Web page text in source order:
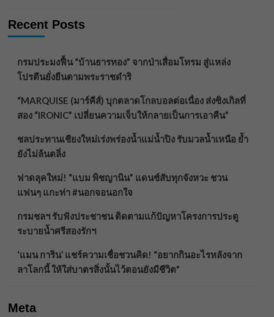
Recent Posts
กรมประมงฟื้น “บ้านธารทอง” จากป่าเสื่อมโทรม สู่แหล่ง
โปรตีนยั่งยืนตามพระราชดำริ
“MARQUISE (มาร์คีส์) บุกตลาดโกลบอลต่อเนื่อง ส่งซิงเกิลที่
สอง “IRONIC” เปลี่ยนความเจ็บให้กลายเป็นการเอาคืน”
ชลประทานเชียงใหม่เร่งพร่องน้ำแม่น้ำปิง รับมวลน้ำเหนือ ย้ำ
ยังไม่ล้นตลิ่ง
ฟาดลุคใหม่! “แบม พิชญานิน” แดนซ์สับทุกจังหวะ ชวน
แฟนๆ แกะท่า #นอกจอนอกใจ
กรมชลฯ รับฟังประชาชน ติดตามแก้ปัญหาโครงการประตู
ระบายน้ำศรีสองรักฯ
‘แมน การิน’ แชร์ความเชื่อชวนคิด! “อยากกินอะไรหลังจาก
ลาโลกนี้ ให้ใส่บาตรสิ่งนั้นไว้ตอนยังมีชีวิต”
Meta